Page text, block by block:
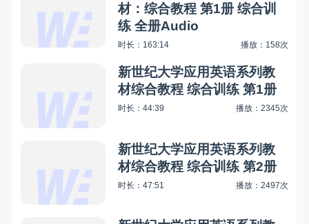
材：综合教程 第1册 综合训
练 全册Audio
时长：163:14 播放：158次
新世纪大学应用英语系列教
材综合教程 综合训练 第1册
时长：44:39 播放：2345次
新世纪大学应用英语系列教
材综合教程 综合训练 第2册
时长：47:51 播放：2497次